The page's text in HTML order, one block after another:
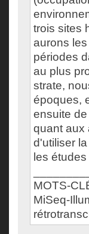
trois sites
aurons
périodes
au plus
strate,
époques,
ensuite
quant aux
d'utiliser
les
MOTS-
MiSeq-